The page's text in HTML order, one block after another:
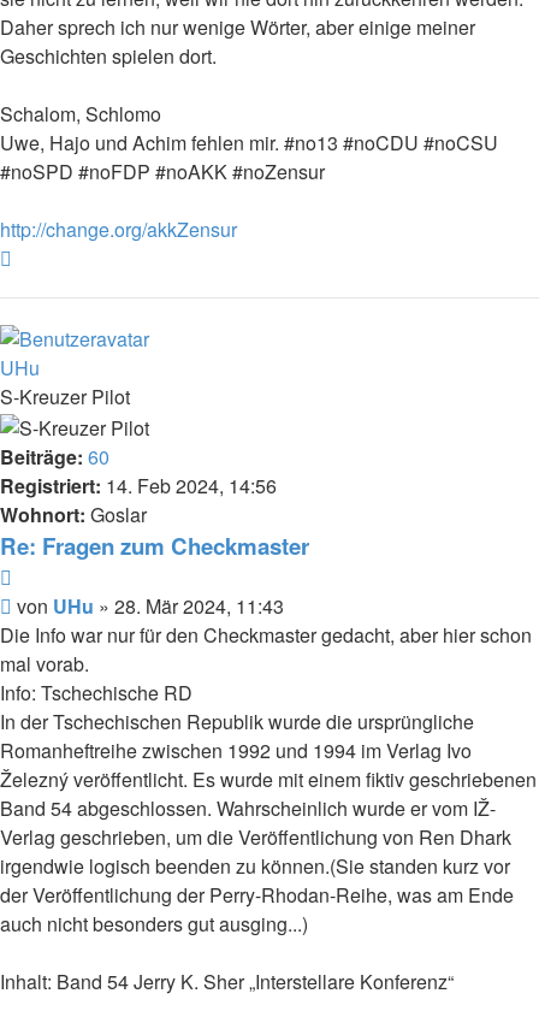
Daher sprech ich nur wenige Wörter, aber einige meiner
Geschichten spielen dort.
Schalom, Schlomo
Uwe, Hajo und Achim fehlen mir. #no13 #noCDU #noCSU
#noSPD #noFDP #noAKK #noZensur
http://change.org/akkZensur
UHu
S-Kreuzer Pilot
Beiträge: 60
Registriert: 14. Feb 2024, 14:56
Wohnort: Goslar
Re: Fragen zum Checkmaster
Beitrag
von UHu » 28. Mär 2024, 11:43
Die Info war nur für den Checkmaster gedacht, aber hier schon
mal vorab.
Info: Tschechische RD
In der Tschechischen Republik wurde die ursprüngliche
Romanheftreihe zwischen 1992 und 1994 im Verlag Ivo
Železný veröffentlicht. Es wurde mit einem fiktiv geschriebenen
Band 54 abgeschlossen. Wahrscheinlich wurde er vom IŽ-
Verlag geschrieben, um die Veröffentlichung von Ren Dhark
irgendwie logisch beenden zu können.(Sie standen kurz vor
der Veröffentlichung der Perry-Rhodan-Reihe, was am Ende
auch nicht besonders gut ausging...)
Inhalt: Band 54 Jerry K. Sher „Interstellare Konferenz“